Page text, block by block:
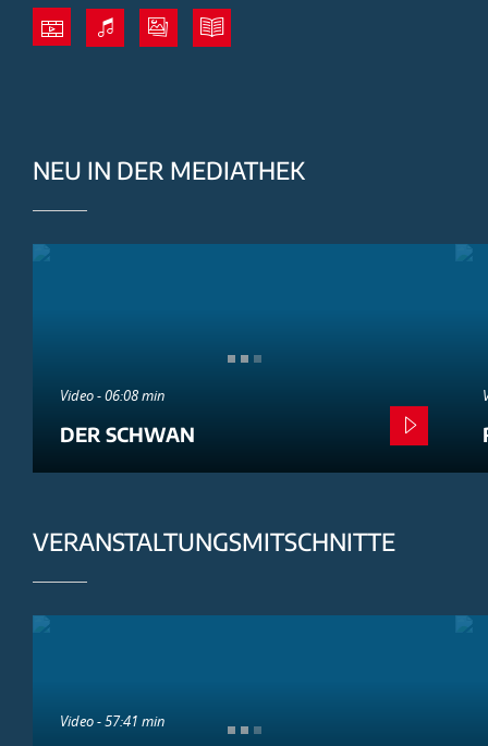
NEU IN DER MEDIATHEK
Video - 06:08 min
DER SCHWAN
VERANSTALTUNGSMITSCHNITTE
Video - 57:41 min